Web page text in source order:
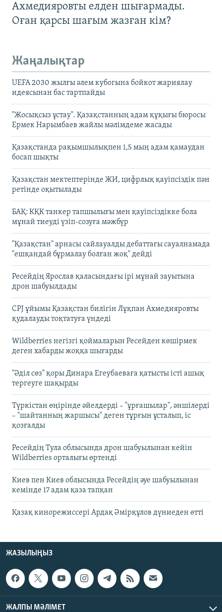
Ахмедияровты елден шығармады.
Оған қарсы шағым жазған кім?
Жаңалықтар
UEFA 2030 жылғы әлем кубогына бойкот жариялау
идеясынан бас тартпайды
"Жосықсыз ұстау". Қазақстанның адам құқығы бюросы
Ермек Нарымбаев жайлы мәлімдеме жасады
Қазақстанда рақымшылықпен 1,5 мың адам қамаудан
босап шықты
Қазақстан мектептерінде ЖИ, цифрлық қауіпсіздік пән
ретінде оқытылады
БАҚ: КҚК танкер тапшылығы мен қауіпсіздікке бола
мұнай тиеуді үзіп-созуға мәжбүр
"Қазақстан" арнасы сайлауалды дебаттағы сауалнамада
"ешқандай бұрмалау болған жоқ" дейді
Ресейдің Ярослав қаласындағы ірі мұнай зауытына
дрон шабуылдады
CPJ ұйымы Қазақстан билігін Лұқпан Ахмедияровты
қудалауды тоқтатуға үндеді
Wildberries негізгі қоймаларын Ресейден көшірмек
деген хабарды жоққа шығарды
"Әділ сөз" қоры Динара Егеубаеваға қатысты істі ашық
тергеуге шақырды
Түркістан өңірінде әйелдерді – "ұрғашылар", әншілерді
– "шайтанның жаршысы" деген тұрғын ұсталып, іс
қозғалды
Ресейдің Тула облысында дрон шабуылынан кейін
Wildberries орталығы өртенді
Киев пен Киев облысында Ресейдің әуе шабуылынан
кемінде 17 адам қаза тапқан
Қазақ кинорежиссері Ардақ Әмірқұлов дүниеден өтті
ЖАЗЫЛЫҢЫЗ
ЖАЛПЫ МӘЛІМЕТ